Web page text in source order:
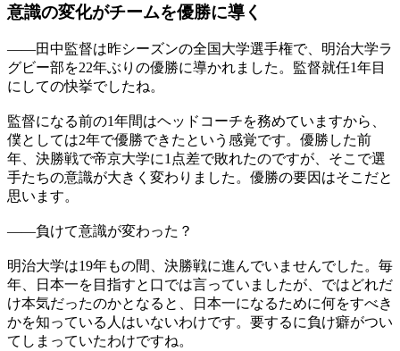
意識の変化がチームを優勝に導く
——田中監督は昨シーズンの全国大学選手権で、明治大学ラ
グビー部を22年ぶりの優勝に導かれました。監督就任1年目
にしての快挙でしたね。
監督になる前の1年間はヘッドコーチを務めていますから、
僕としては2年で優勝できたという感覚です。優勝した前
年、決勝戦で帝京大学に1点差で敗れたのですが、そこで選
手たちの意識が大きく変わりました。優勝の要因はそこだと
思います。
——負けて意識が変わった？
明治大学は19年もの間、決勝戦に進んでいませんでした。毎
年、日本一を目指すと口では言っていましたが、ではどれだ
け本気だったのかとなると、日本一になるために何をすべき
かを知っている人はいないわけです。要するに負け癖がつい
てしまっていたわけですね。